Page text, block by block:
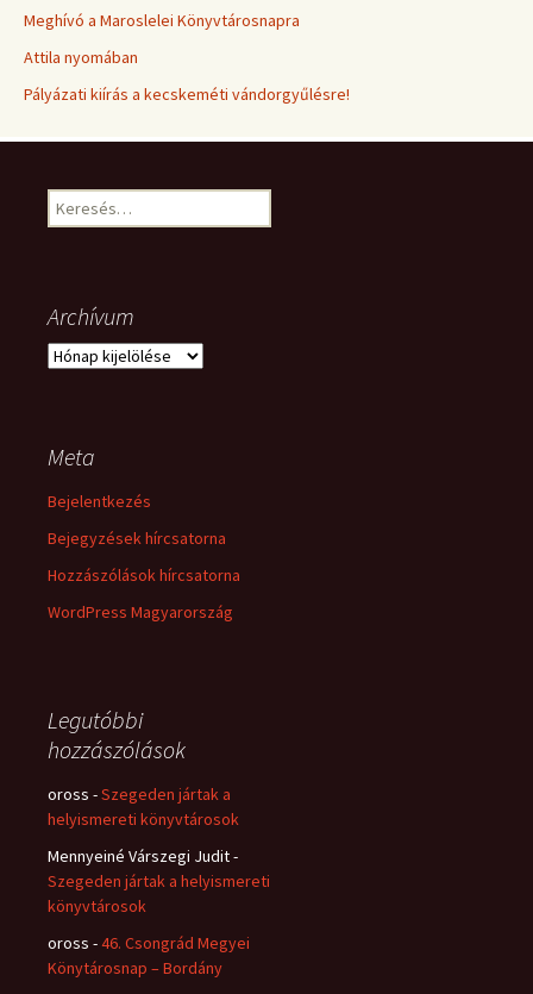
Meghívó a Maroslelei Könyvtárosnapra
Attila nyomában
Pályázati kiírás a kecskeméti vándorgyűlésre!
Keresés:
Archívum
Archívum
Meta
Bejelentkezés
Bejegyzések hírcsatorna
Hozzászólások hírcsatorna
WordPress Magyarország
Legutóbbi
hozzászólások
oross -Szegeden jártak a
helyismereti könyvtárosok
Mennyeiné Várszegi Judit-
Szegeden jártak a helyismereti
könyvtárosok
oross -46. Csongrád Megyei
Könytárosnap – Bordány